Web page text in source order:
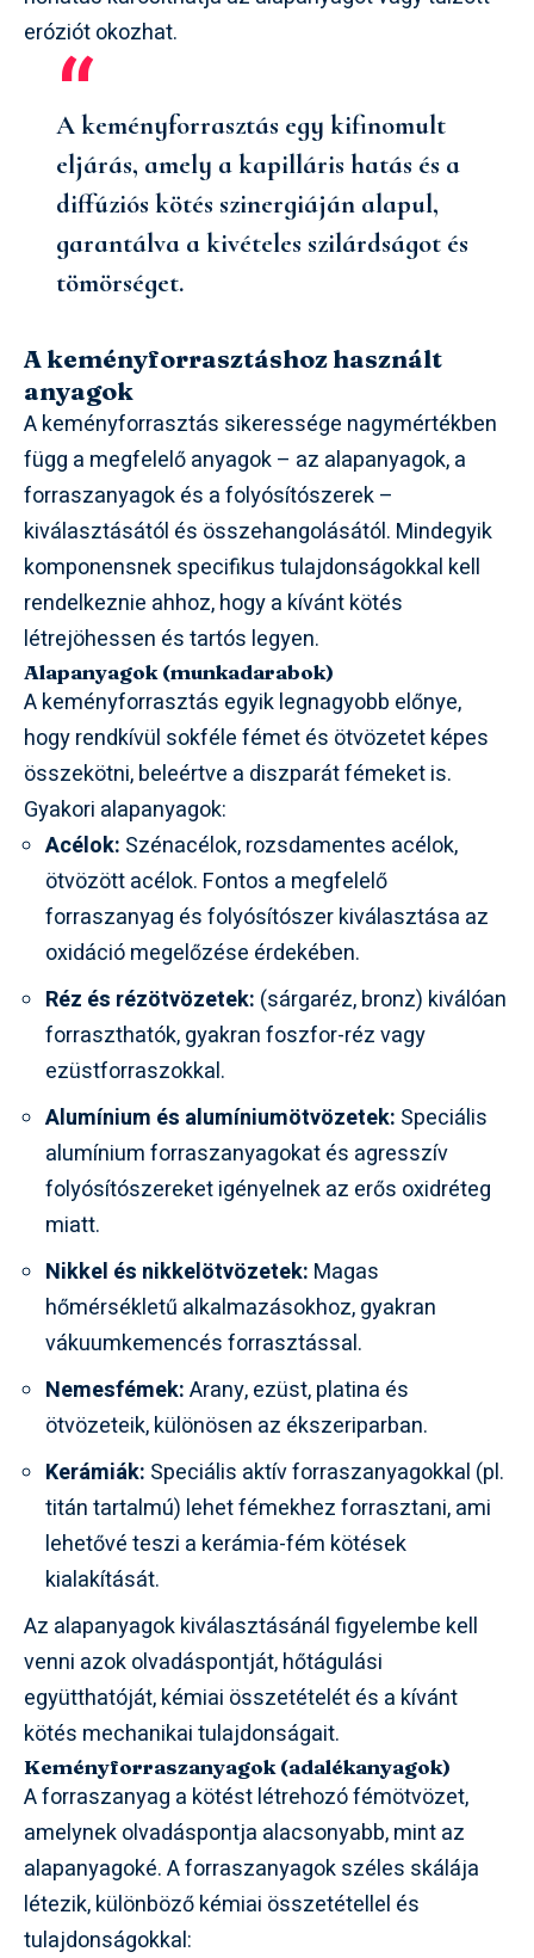
eróziót okozhat.
A keményforrasztás egy kifinomult
eljárás, amely a kapilláris hatás és a
diffúziós kötés szinergiáján alapul,
garantálva a kivételes szilárdságot és
tömörséget.
A keményforrasztáshoz használt
anyagok
A keményforrasztás sikeressége nagymértékben
függ a megfelelő anyagok – az alapanyagok, a
forraszanyagok és a folyósítószerek –
kiválasztásától és összehangolásától. Mindegyik
komponensnek specifikus tulajdonságokkal kell
rendelkeznie ahhoz, hogy a kívánt kötés
létrejöhessen és tartós legyen.
Alapanyagok (munkadarabok)
A keményforrasztás egyik legnagyobb előnye,
hogy rendkívül sokféle fémet és ötvözetet képes
összekötni, beleértve a diszparát fémeket is.
Gyakori alapanyagok:
Acélok: Szénacélok, rozsdamentes acélok,
ötvözött acélok. Fontos a megfelelő
forraszanyag és folyósítószer kiválasztása az
oxidáció megelőzése érdekében.
Réz és rézötvözetek: (sárgaréz, bronz) kiválóan
forraszthatók, gyakran foszfor-réz vagy
ezüstforraszokkal.
Alumínium és alumíniumötvözetek: Speciális
alumínium forraszanyagokat és agresszív
folyósítószereket igényelnek az erős oxidréteg
miatt.
Nikkel és nikkelötvözetek: Magas
hőmérsékletű alkalmazásokhoz, gyakran
vákuumkemencés forrasztással.
Nemesfémek:Arany, ezüst, platina és
ötvözeteik, különösen az ékszeriparban.
Kerámiák: Speciális aktív forraszanyagokkal (pl.
titán tartalmú) lehet fémekhez forrasztani, ami
lehetővé teszi a kerámia-fém kötések
kialakítását.
Az alapanyagok kiválasztásánál figyelembe kell
venni azok olvadáspontját, hőtágulási
együtthatóját, kémiai összetételét és a kívánt
kötés mechanikai tulajdonságait.
Keményforraszanyagok (adalékanyagok)
A forraszanyag a kötést létrehozó fémötvözet,
amelynek olvadáspontja alacsonyabb, mint az
alapanyagoké. A forraszanyagok széles skálája
létezik, különböző kémiai összetétellel és
tulajdonságokkal: